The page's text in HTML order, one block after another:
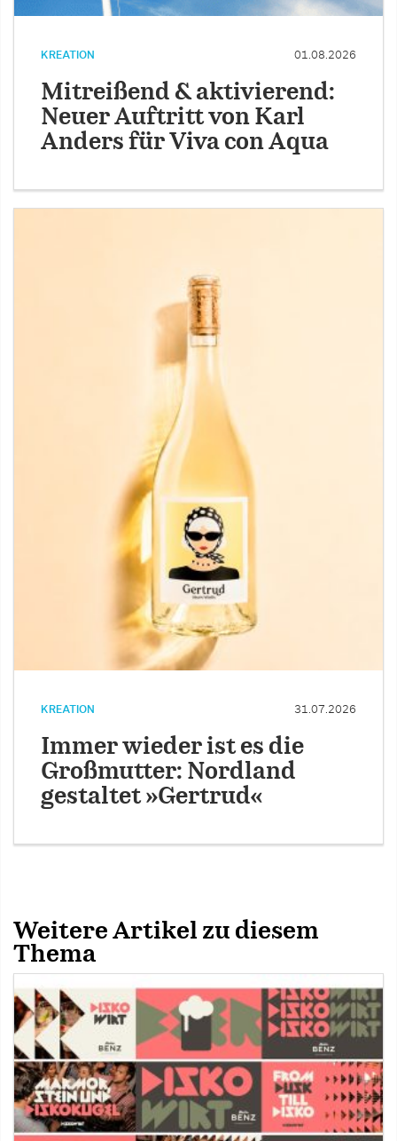
KREATION 01.08.2026
Mitreißend & aktivierend:
Neuer Auftritt von Karl
Anders für Viva con Aqua
KREATION 31.07.2026
Immer wieder ist es die
Großmutter: Nordland
gestaltet »Gertrud«
Weitere Artikel zu diesem
Thema